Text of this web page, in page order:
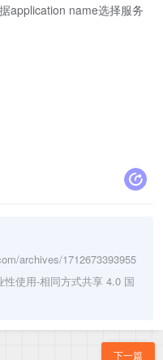
application name选择服务
archives/1712673393955
性使用-相同方式共享 4.0 国
下一篇